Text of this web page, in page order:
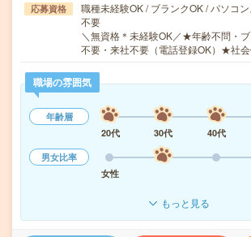
応募資格
職種未経験OK / ブランクOK / パソコ
不要
＼無資格＊未経験OK／★年齢不問・
不要・来社不要（電話登録OK）★社
職場の雰囲気
年齢層
20代
30代 40代
男女比率
女性
もっと見る